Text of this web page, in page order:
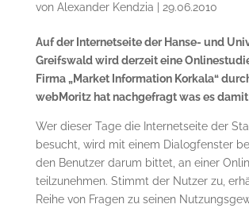
von Alexander Kendzia 29.06.2010
Auf der Internetseite der Hanse- und
Greifswald wird derzeit eine
Firma „Market Information Korkala“
webMoritz hat nachgefragt was es
Wer dieser Tage die Internetseite der
besucht, wird mit einem Dialogfenster
den Benutzer darum bittet, an einer
teilzunehmen. Stimmt der Nutzer zu,
Reihe von Fragen zu seinen